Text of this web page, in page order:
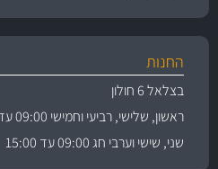
החנות
בצלאל 6 חולון
ראשון, שלישי, רביעי וחמישי 09:00 עד 18:00
שני, שישי וערבי חג 09:00 עד 15:00